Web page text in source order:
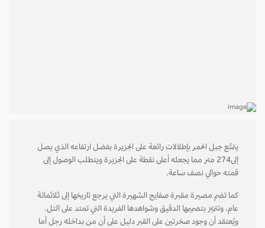
يتمتّع جبل الحمر بإطلالات رائعة على الجزيرة بفضل ارتفاعه الذي يصل
إلى274 متر مما يجعله أعلى نقطة على الجزيرة ويتطلب الوصول إلى
قمته حوالي نصف ساعة.
كما تضم مصيرة مقبرة صفايج الشهيرة التي يرجع تاريخها إلى ثلاثمائة
عام، وتتميّز بتصميمها الدقيق وشواهدها الفريدة التي تمتد على التل.
ويُعتقد أن وجود صخرتين على القبر دليل على أن من بداخله رجل أما